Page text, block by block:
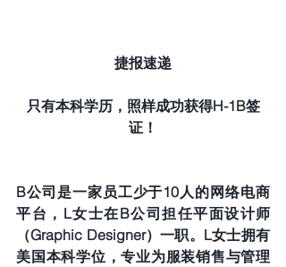
捷报速递
只有本科学历，照样成功获得H-1B签
证！
B公司是一家员工少于10人的网络电商
平台，L女士在B公司担任平面设计师
（Graphic Designer）一职。L女士拥有
美国本科学位，专业为服装销售与管理